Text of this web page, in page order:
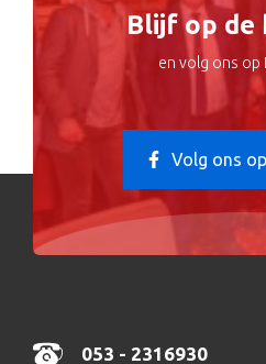
Blijf op de
en volg ons op
Volg ons
053 - 2316930